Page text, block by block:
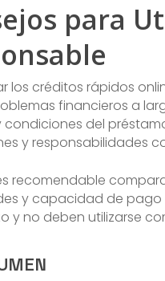
para
los créditos rápidos
financieros a
condiciones del
y responsabilidades
recomendable
y capacidad de pago
y no deben utilizarse